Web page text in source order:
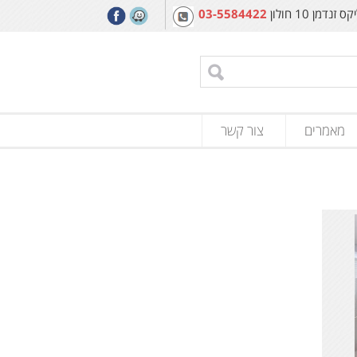
10 חולון 03-5584422
מאמרים צור קשר